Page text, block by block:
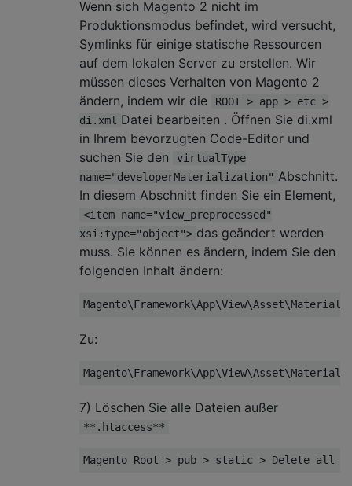
Wenn sich Magento 2 nicht im
Produktionsmodus befindet, wird versucht,
Symlinks für einige statische Ressourcen
auf dem lokalen Server zu erstellen. Wir
müssen dieses Verhalten von Magento 2
ändern, indem wir die
ROOT > app > etc >
di.xml Datei bearbeiten . Öffnen Sie di.xml
in Ihrem bevorzugten Code-Editor und
suchen Sie den
virtualType
name="developerMaterialization" Abschnitt.
In diesem Abschnitt finden Sie ein Element,
<item name="view_preprocessed"
xsi:type="object"> das geändert werden
muss. Sie können es ändern, indem Sie den
folgenden Inhalt ändern:
Magento
Zu:
Magento
7) Löschen Sie alle Dateien außer
**.htaccess**
Magento Root > pub > static > Delete all